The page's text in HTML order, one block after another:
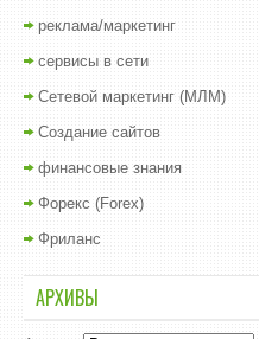
реклама/маркетинг
сервисы в сети
Сетевой маркетинг (МЛМ)
Создание сайтов
финансовые знания
Форекс (Forex)
Фриланс
АРХИВЫ